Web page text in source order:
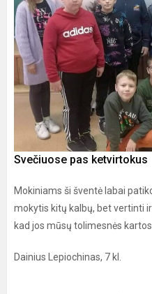
Svečiuose pas ketvirtokus
Mokiniams ši šventė labai
mokytis kitų kalbų, bet vertinti
kad jos mūsų tolimesnės
Dainius Lepiochinas, 7 kl.